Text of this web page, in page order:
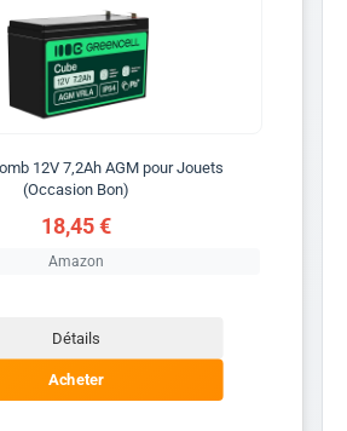
12V 7,2Ah AGM pour Jouets
(Occasion Bon)
18,45 €
Amazon
Détails
Acheter